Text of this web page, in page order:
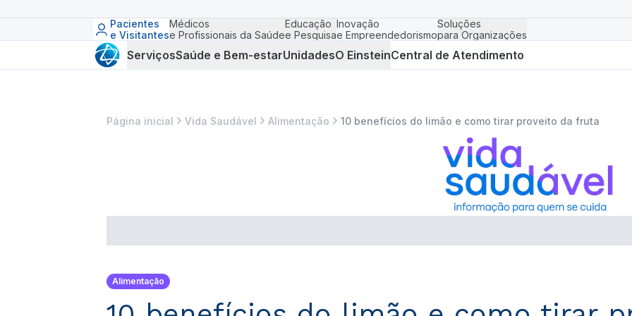
Pacientes
e Visitantes
Médicos
e Profissionais da Saúde
Educação
e Pesquisa
Inovação
e Empreendedorismo
Soluções
para Organizações
ServiçosSaúde e Bem-estarUnidadesO EinsteinCentral de Atendimento
Página inicial Vida Saudável Alimentação 10 benefícios do limão e como tirar proveito da fruta
Alimentação